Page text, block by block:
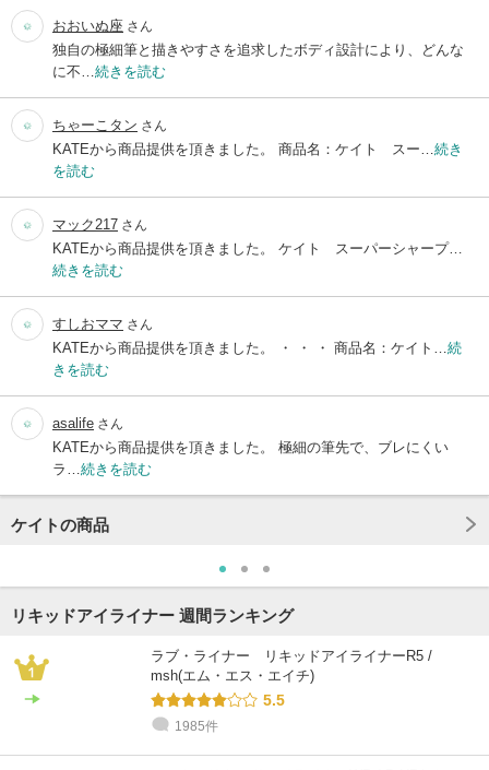
おおいぬ座 さん
独自の極細筆と描きやすさを追求したボディ設計により、どんな
に不… 続きを読む
ちゃーこタン さん
KATEから商品提供を頂きました。 商品名：ケイト スー… 続き
を読む
マック217 さん
KATEから商品提供を頂きました。 ケイト スーパーシャープ…
続きを読む
すしおママ さん
KATEから商品提供を頂きました。 ・ ・ ・ 商品名：ケイト… 続
きを読む
asalife さん
KATEから商品提供を頂きました。 極細の筆先で、ブレにくい
ラ… 続きを読む
ケイトの商品
リキッドアイライナー 週間ランキング
ラブ・ライナー リキッドアイライナーR5 /
msh(エム・エス・エイチ)
5.5
1985件